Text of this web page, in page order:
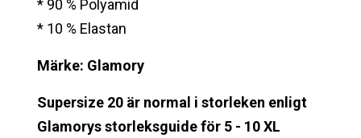
* 90 % Polyamid
* 10 % Elastan
Märke: Glamory
Supersize 20 är normal i storleken enligt
Glamorys storleksguide för 5 - 10 XL